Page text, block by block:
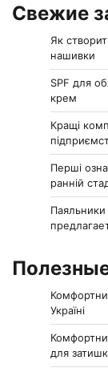
Свежие
Як
нашивки
SPF для
крем
Кращі
Перші
ранній
Україні
для